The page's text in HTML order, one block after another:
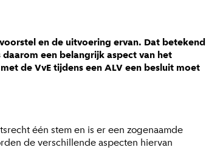
en de uitvoering ervan. Dat betekend
een belangrijk aspect van het
de VvE tijdens een ALV een besluit moet
één stem en is er een zogenaamde
de verschillende aspecten hiervan